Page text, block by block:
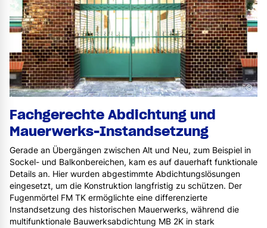
Fachgerechte Abdichtung und
Mauerwerks-Instandsetzung
Gerade an Übergängen zwischen Alt und Neu, zum Beispiel in
Sockel- und Balkonbereichen, kam es auf dauerhaft funktionale
Details an. Hier wurden abgestimmte Abdichtungslösungen
eingesetzt, um die Konstruktion langfristig zu schützen. Der
Fugenmörtel FM TK ermöglichte eine differenzierte
Instandsetzung des historischen Mauerwerks, während die
multifunktionale Bauwerksabdichtung MB 2K in stark
©